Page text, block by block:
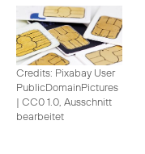
Credits: Pixabay User
PublicDomainPictures
| CC0 1.0, Ausschnitt
bearbeitet